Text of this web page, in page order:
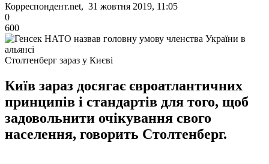
Корреспондент.net, 31 жовтня 2019, 11:05
0
600
Столтенберг зараз у Києві
Київ зараз досягає євроатлантичних
принципів і стандартів для того, щоб
задовольнити очікування свого
населення, говорить Столтенберг.